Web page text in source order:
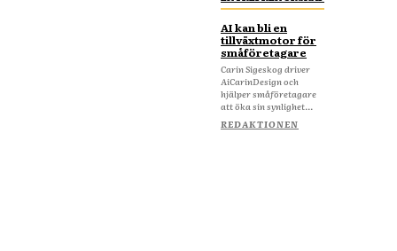
AI kan bli en
tillväxtmotor för
småföretagare
Carin Sigeskog driver
AiCarinDesign och
hjälper småföretagare
att öka sin synlighet...
REDAKTIONEN